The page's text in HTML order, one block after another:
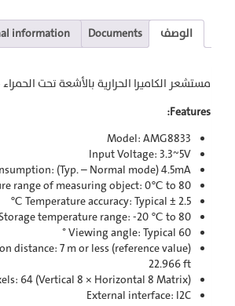
الوصف Documents
information
مستشعر الكاميرا الحرارية بالأشعة تحت الحمراء AMG8833
Features:
Model: AMG8833
Input Voltage: 3.3~5V
(Typ. – Normal mode) 4.5mA
range of measuring object: 0℃ to 80 ℃
Temperature accuracy: Typical ± 2.5 ℃
temperature range: -20 ℃ to 80 ℃
Viewing angle: Typical 60 °
distance: 7 m or less (reference value)
22.966 ft
64 (Vertical 8 × Horizontal 8 Matrix)
External interface: I2C